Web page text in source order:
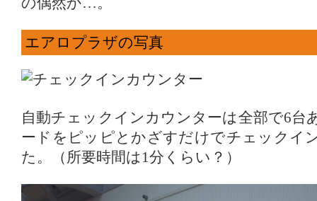
エアロプラザの写真
自動チェックインカウンターは全部で6台
ードをピッピとかざすだけでチェックイ
た。（所要時間は1分くらい？）